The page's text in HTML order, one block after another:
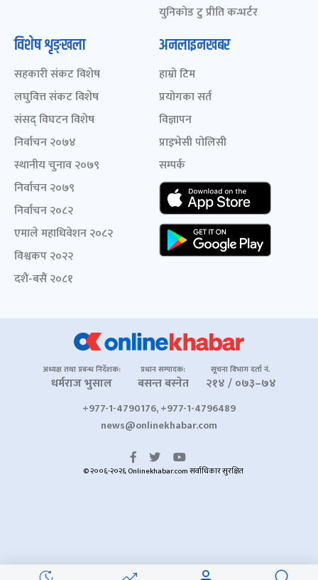
युनिकोड टु प्रीति कन्भर्टर
विशेष शृङ्खला
सहकारी संकट विशेष
लघुवित्त संकट विशेष
संसद् विघटन विशेष
निर्वाचन २०७४
स्थानीय चुनाव २०७९
निर्वाचन २०७९
निर्वाचन २०८२
एमाले महाधिवेशन २०८२
विश्वकप २०२२
दशैं-बसैं २०८१
अनलाइनखबर
हाम्रो टिम
प्रयोगका सर्त
विज्ञापन
प्राइभेसी पोलिसी
सम्पर्क
अध्यक्ष तथा प्रबन्ध निर्देशक:
धर्मराज भुसाल
प्रधान सम्पादक:
बसन्त बस्नेत
सूचना विभाग दर्ता नं.
२१४ / ०७३–७४
+977-1-4790176, +977-1-4796489
news@onlinekhabar.com
© २००६-२०२६ Onlinekhabar.com सर्वाधिकार सुरक्षित